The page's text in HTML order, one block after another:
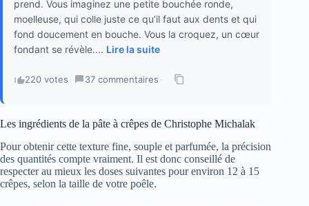
prend. Vous imaginez une petite bouchée ronde,
moelleuse, qui colle juste ce qu’il faut aux dents et qui
fond doucement en bouche. Vous la croquez, un cœur
fondant se révèle.... Lire la suite
220 votes · 37 commentaires ·
Les ingrédients de la pâte à crêpes de Christophe Michalak
Pour obtenir cette texture fine, souple et parfumée, la précision
des quantités compte vraiment. Il est donc conseillé de
respecter au mieux les doses suivantes pour environ 12 à 15
crêpes, selon la taille de votre poêle.